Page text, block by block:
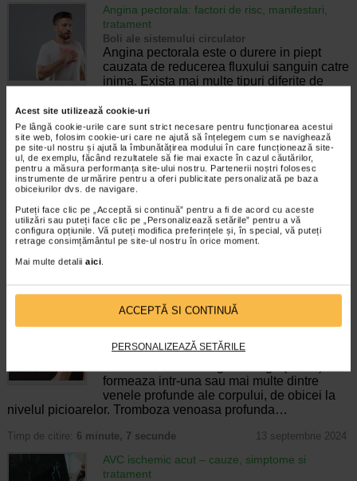
Acest site utilizează cookie-uri
Pe lângă cookie-urile care sunt strict necesare pentru funcționarea acestui
site web, folosim cookie-uri care ne ajută să înțelegem cum se navighează
pe site-ul nostru și ajută la îmbunătățirea modului în care funcționează site-
ul, de exemplu, făcând rezultatele să fie mai exacte în cazul căutărilor,
pentru a măsura performanța site-ului nostru. Partenerii noștri folosesc
instrumente de urmărire pentru a oferi publicitate personalizată pe baza
obiceiurilor dvs. de navigare.
Puteți face clic pe „Acceptă si continuă” pentru a fi de acord cu aceste
utilizări sau puteți face clic pe „Personalizează setările” pentru a vă
configura opțiunile. Vă puteți modifica preferințele și, în special, vă puteți
retrage consimțământul pe site-ul nostru în orice moment.
Mai multe detalii aici.
ACCEPTĂ SI CONTINUĂ
PERSONALIZEAZĂ SETĂRILE
Angina pectorala: factori de risc, manifestari,
tratament
Boli ale sistemului circulator
Angina pectorala este o durere in piept
cauzata de reducerea fluxului sanguin catre
inima. Exista mai multe tipuri diferite de
baza cauzelor, simptomelor si…
Timp de citire:6 minute, 50 secunde 30 ianuarie 2025
Tot ce trebuie sa stii despre atacul de cord
(infarctul miocardic)
Boli de inima
Atacul de cord este o afectiune inselatoare.
Uneori, se poate intampla ca pacientul sa
nu resimta niciun simptom. De aici pornesc
statistici sumbre. Din statisticile efectuate
de specialistii de la Fundatia…
Timp de citire:6 minute, 48 secunde 15 aprilie 2026
Tromboza venoasa profunda: cauze, simptome,
tratament
Boli ale sistemului circulator
Tromboza venoasa profunda (TVP) apare
formeaza intr-una sau mai multe dintre
venele profunde ale corpului, de obicei la
nivelul picioarelor. Tromboza venoasa profunda…
Timp de citire: 6 minute, 7 secunde 13 septembrie 2024
AVC ischemic acut – cauze, simptome si
tratament